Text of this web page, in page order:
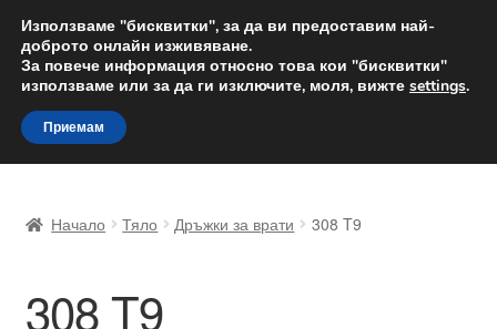
ДОСТАВКА от 12 лв.
Доставка по целия свят
Skip
to
navigation
Skip
to
content
Доставка по целия свят
Жалби
Начало Тяло Дръжки за врати 308 T9
308 T9
Използваме "бисквитки", за да ви предоставим най-
доброто онлайн изживяване.
За повече информация относно това кои "бисквитки"
използваме или за да ги изключите, моля, вижте settings.
Приемам